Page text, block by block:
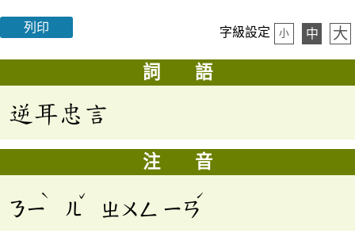
列印 字級設定 小 中 大
詞 語
逆耳忠言
注 音
ㄋㄧ
ˋ
ㄦ
ˇ
ㄓㄨㄥ ㄧㄢ
ˊ